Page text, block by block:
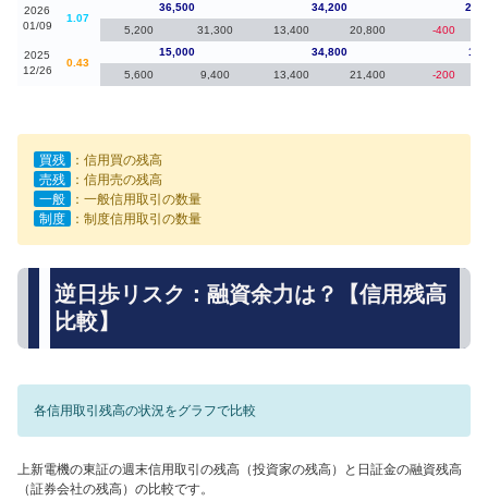
2026
01/09
1.07
36,500 34,200
5,200
31,300 13,400 20,800 -400
2025
12/26
0.43
15,000 34,800
5,600
9,400 13,400 21,400 -200
買残
：信用買の残高
売残
：信用売の残高
一般
：一般信用取引の数量
制度
：制度信用取引の数量
逆日歩リスク：融資余力は？【信用残高
比較】
各信用取引残高の状況をグラフで比較
上新電機の東証の週末信用取引の残高（投資家の残高）と日証金の融資残高
（証券会社の残高）の比較です。